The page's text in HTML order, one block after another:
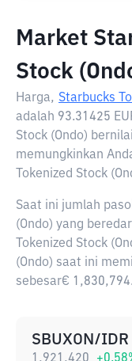
Market
Stock
Harga, Starbucks
adalah 93.31425
Stock (Ondo)
memungkinkan
Tokenized Stock
Saat ini jumlah
(Ondo) yang
Tokenized Stock
(Ondo) saat ini
sebesar€
SBUXON/IDR